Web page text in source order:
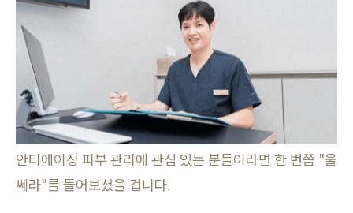
​안티에이징 피부 관리에 관심 있는 분들이라면 한 번쯤 "울
쎄라"를 들어보셨을 겁니다.